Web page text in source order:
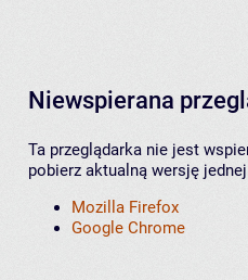
Niewspierana
Ta przeglądarka nie jest
pobierz aktualną wersję
Mozilla Firefox
Google Chrome